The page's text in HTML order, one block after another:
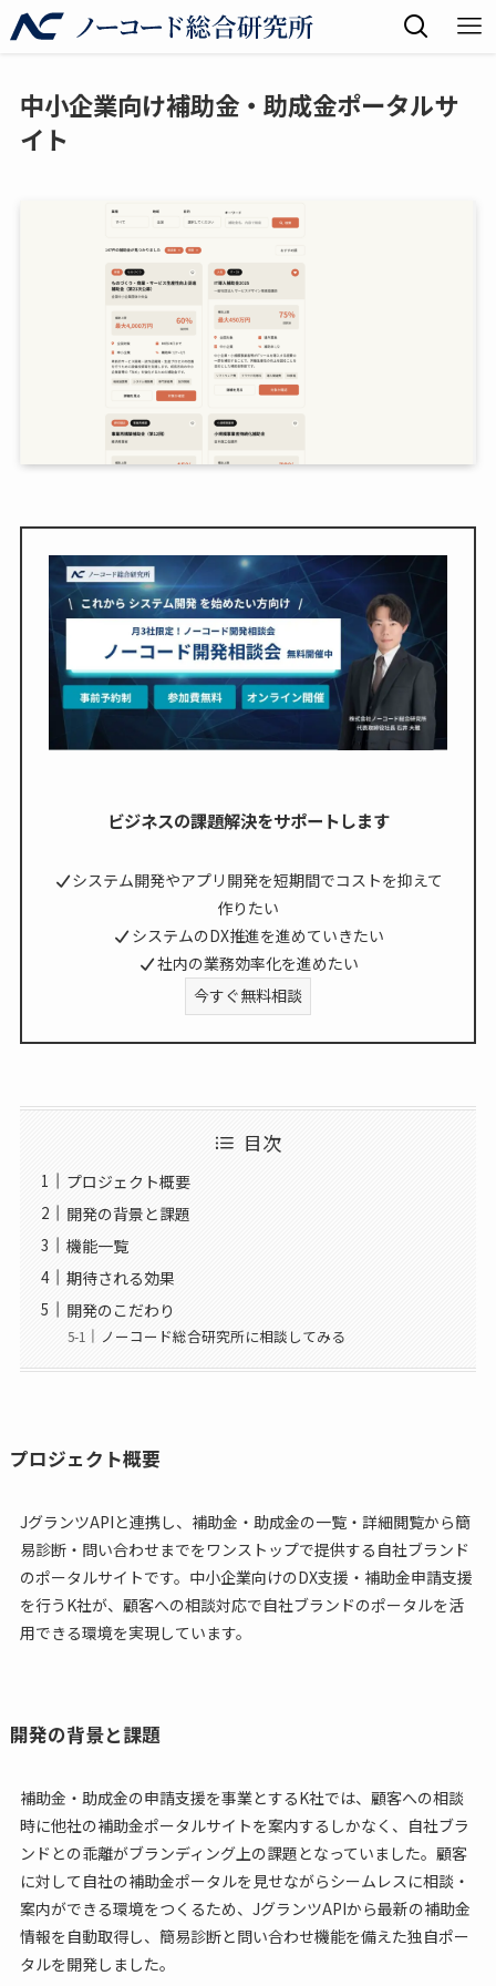
中小企業向け補助金・助成金ポータルサ
イト
ビジネスの課題解決をサポートします
システム開発やアプリ開発を短期間でコストを抑えて
作りたい
システムのDX推進を進めていきたい
社内の業務効率化を進めたい
今すぐ無料相談
目次
プロジェクト概要
開発の背景と課題
機能一覧
期待される効果
開発のこだわり
ノーコード総合研究所に相談してみる
プロジェクト概要
JグランツAPIと連携し、補助金・助成金の一覧・詳細閲覧から簡
易診断・問い合わせまでをワンストップで提供する自社ブランド
のポータルサイトです。中小企業向けのDX支援・補助金申請支援
を行うK社が、顧客への相談対応で自社ブランドのポータルを活
用できる環境を実現しています。
開発の背景と課題
補助金・助成金の申請支援を事業とするK社では、顧客への相談
時に他社の補助金ポータルサイトを案内するしかなく、自社ブラ
ンドとの乖離がブランディング上の課題となっていました。顧客
に対して自社の補助金ポータルを見せながらシームレスに相談・
案内ができる環境をつくるため、JグランツAPIから最新の補助金
情報を自動取得し、簡易診断と問い合わせ機能を備えた独自ポー
タルを開発しました。